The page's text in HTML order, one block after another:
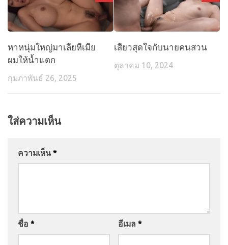
หาหนุ่มใหญ่มาเลียหีเมีย
ผมให้น้ำแตก
กุมภาพันธ์ 26, 2025
เสียวสุดใจกับนายคนสวน
ตุลาคม 10, 2024
ใส่ความเห็น
ความเห็น *
ชื่อ * อีเมล *